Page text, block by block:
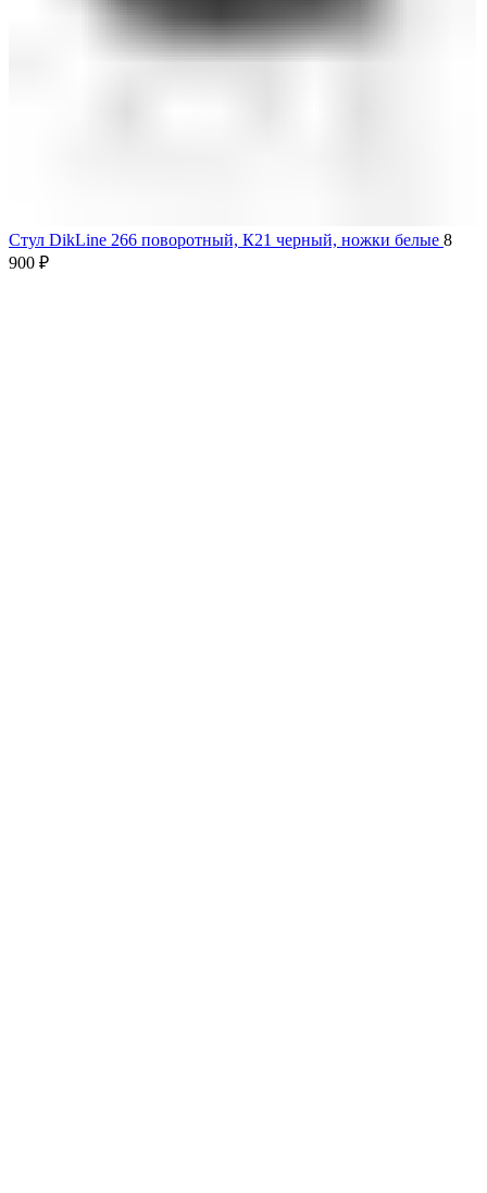
Стул DikLine 266 поворотный, К21 черный, ножки белые 8
900 ₽